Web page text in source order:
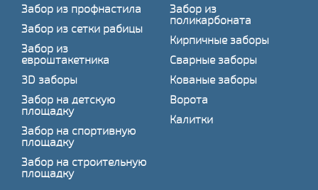
Забор из профнастила
Забор из сетки рабицы
Забор из
евроштакетника
3D заборы
Забор на детскую
площадку
Забор на спортивную
площадку
Забор на строительную
площадку
Забор из
поликарбоната
Кирпичные заборы
Сварные заборы
Кованые заборы
Ворота
Калитки